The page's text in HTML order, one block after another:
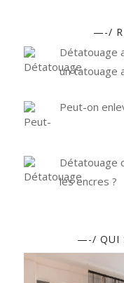
—-/
Détatouage
un tatouage
Peut-on
Détatouage
les encres ?
—-/ QUI